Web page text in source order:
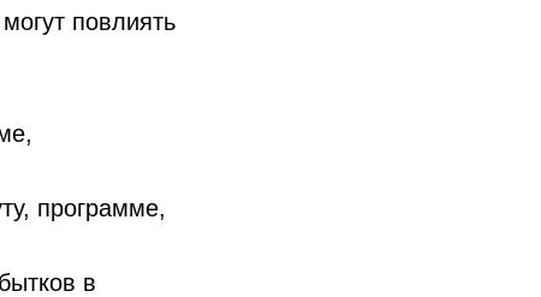
повлиять
программе,
в